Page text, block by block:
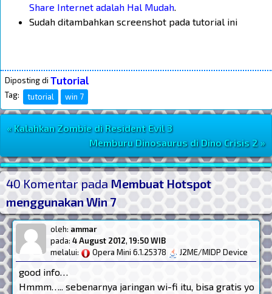
Share Internet adalah Hal Mudah
Sudah ditambahkan screenshot pada tutorial ini
Diposting di Tutorial
Tag: tutorial win 7
Navigasi Postingan
« Kalahkan Zombie di Resident Evil 3
Memburu Dinosaurus di Dino Crisis 2 »
Post Widget
40 Komentar pada Membuat Hotspot
menggunakan Win 7
oleh: ammar
pada: 4 August 2012,19:50 WIB
melalui:
Opera Mini 6.1.25378 J2ME/MIDP Device
good info…
Hmmm….. sebenarnya jaringan wi-fi itu, bisa gratis yo